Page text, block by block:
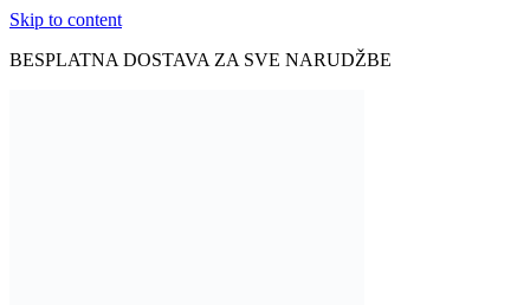
Skip to content
BESPLATNA DOSTAVA ZA SVE NARUDŽBE